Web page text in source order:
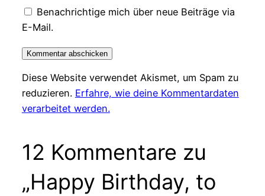
Benachrichtige mich über neue Beiträge via
E-Mail.
Diese Website verwendet Akismet, um Spam zu
reduzieren. Erfahre, wie deine Kommentardaten
verarbeitet werden.
12 Kommentare zu
„Happy Birthday, to